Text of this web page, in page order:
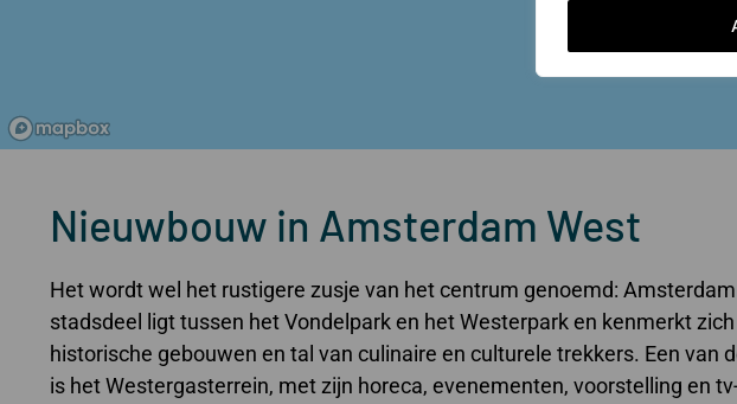
Nieuwbouw in Amsterdam West
Het wordt wel het rustigere zusje van het centrum genoemd:
stadsdeel ligt tussen het Vondelpark en het Westerpark en kenmerkt zich
historische gebouwen en tal van culinaire en culturele trekkers. Een van
is het Westergasterrein, met zijn horeca, evenementen, voorstelling en tv-